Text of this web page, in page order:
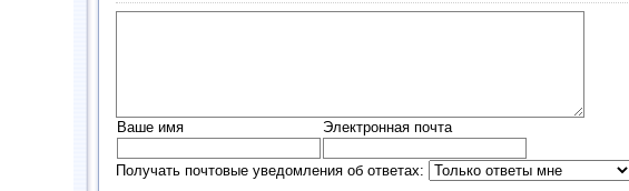
Ваше имя Электронная почта
Получать почтовые уведомления об ответах: